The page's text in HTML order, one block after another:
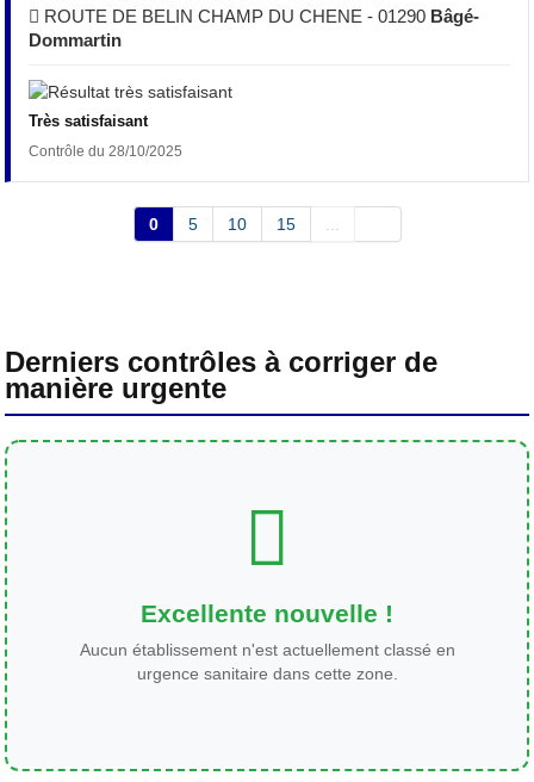
ROUTE DE BELIN CHAMP DU CHENE - 01290 Bâgé-
Dommartin
Très satisfaisant
Contrôle du 28/10/2025
0 5 10 15
Derniers contrôles à corriger de
manière urgente
Excellente nouvelle !
Aucun établissement n'est actuellement classé en
urgence sanitaire dans cette zone.